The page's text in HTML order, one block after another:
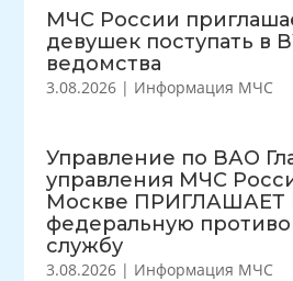
МЧС России
девушек поступать в
ведомства
3.08.2026 | Информация МЧС
Управление по ВАО
управления МЧС
Москве ПРИГЛАШАЕТ
федеральную
службу
3.08.2026 | Информация МЧС